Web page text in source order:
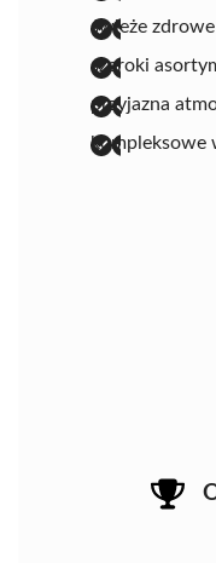
świeże
szeroki
przyjazna
kompleksowe